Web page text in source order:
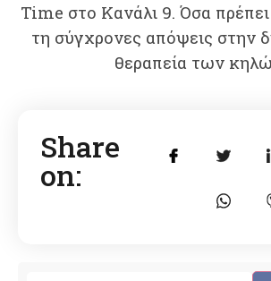
Time στο Κανάλι 9. Όσα πρέπει
τη σύγχρονες απόψεις στην
θεραπεία των
Share
on: